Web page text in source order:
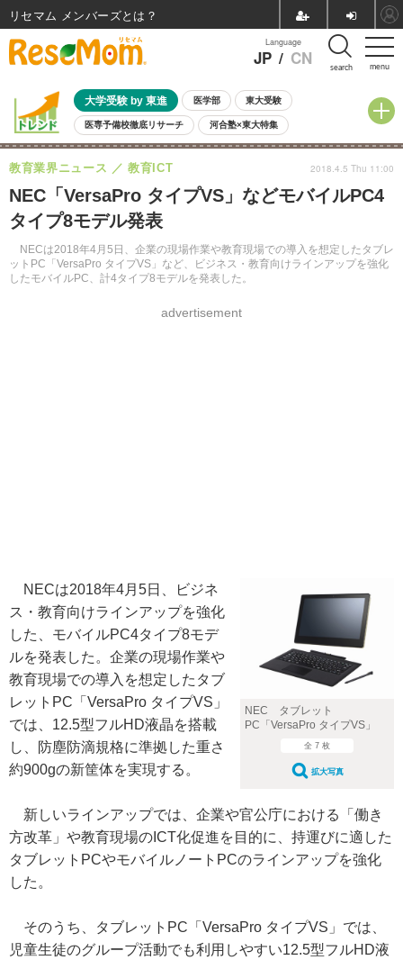
menu
Language
JP / CN search
大学受験 by 東進 医学部 東大受験
医専予備校徹底リサーチ 河合塾×東大特集
親子で考える大学選び 高校受験 中学受験 小学校受験
共通テスト 夏休み 8月開催学校説明会・相談会
8月開催イベント・WS 全国公立高校 過去問 人気記事
自由研究教材（小学生向け） 自由研究教材（中学生向け）
NEC「VersaPro タイプVS」などモバイルPC4
タイプ8モデル発表
NECは2018年4月5日、企業の現場作業や教育現場での導入を想定したタブレ
ットPC「VersaPro タイプVS」など、ビジネス・教育向けラインアップを強化
したモバイルPC、計4タイプ8モデルを発表した。
教育業界ニュース 教育ICT
advertisement
2018.4.5 Thu 11:00
NEC タブレット
PC「VersaPro タイプVS」
全 7 枚
拡大写真
NECは2018年4月5日、ビジネ
ス・教育向けラインアップを強化
した、モバイルPC4タイプ8モデ
ルを発表した。企業の現場作業や
教育現場での導入を想定したタブ
レットPC「VersaPro タイプVS」
では、12.5型フルHD液晶を搭載
し、防塵防滴規格に準拠した重さ
約900gの新筐体を実現する。
新しいラインアップでは、企業や官公庁における「働き
方改革」や教育現場のICT化促進を目的に、持運びに適した
タブレットPCやモバイルノートPCのラインアップを強化
した。
そのうち、タブレットPC「VersaPro タイプVS」では、
児童生徒のグループ活動でも利用しやすい12.5型フルHD液
リセマム メンバーズ